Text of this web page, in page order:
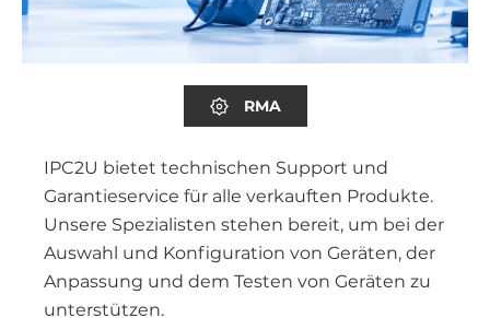
RMA
IPC2U bietet technischen Support und
Garantieservice für alle verkauften Produkte.
Unsere Spezialisten stehen bereit, um bei der
Auswahl und Konfiguration von Geräten, der
Anpassung und dem Testen von Geräten zu
unterstützen.